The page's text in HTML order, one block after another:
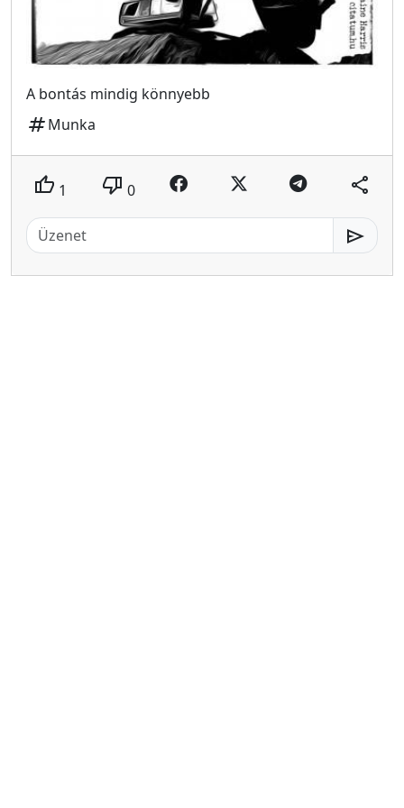
A bontás mindig könnyebb
tagMunka
thumb_up 1 thumb_down 0 share
send